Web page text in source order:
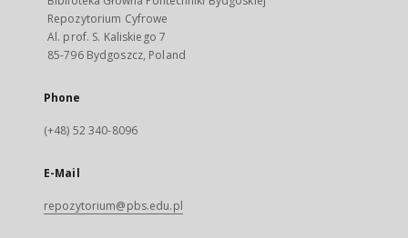
Repozytorium Cyfrowe
Al. prof. S. Kaliskiego 7
85-796 Bydgoszcz, Poland
Phone
(+48) 52 340-8096
E-Mail
repozytorium@pbs.edu.pl